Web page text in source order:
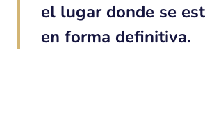
el lugar donde se
en forma definitiva.